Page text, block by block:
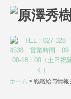
ホーム
事務所案内
サービス案内
ホーム 戦略給与情報